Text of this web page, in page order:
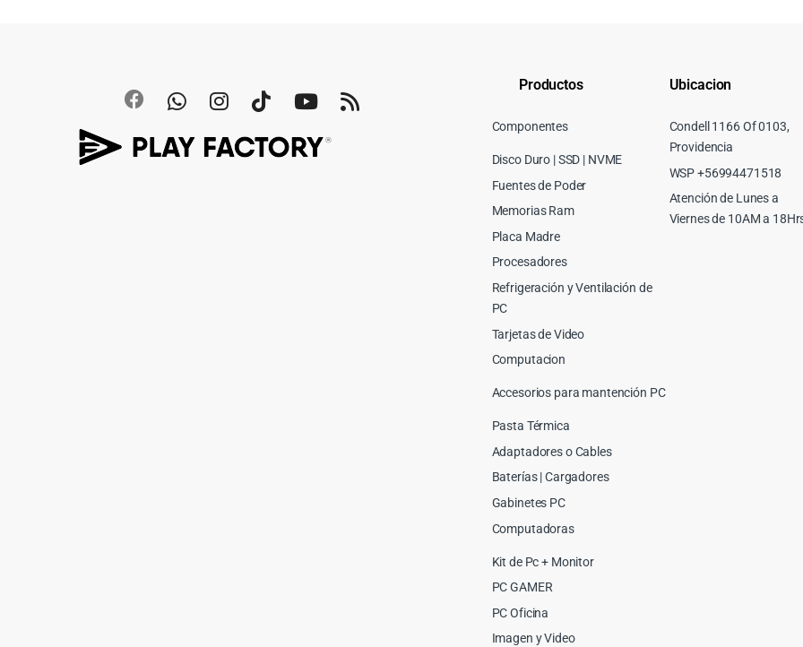
Productos
Componentes
Disco Duro | SSD | NVME
Fuentes de Poder
Memorias Ram
Placa Madre
Procesadores
Refrigeración y Ventilación de
PC
Tarjetas de Video
Computacion
Accesorios para mantención PC
Pasta Térmica
Adaptadores o Cables
Baterías | Cargadores
Gabinetes PC
Computadoras
Kit de Pc + Monitor
PC GAMER
PC Oficina
Imagen y Video
Ubicacion
Condell 1166 Of 0103,
Providencia
WSP +56994471518
Atención de Lunes a
Viernes de 10AM a